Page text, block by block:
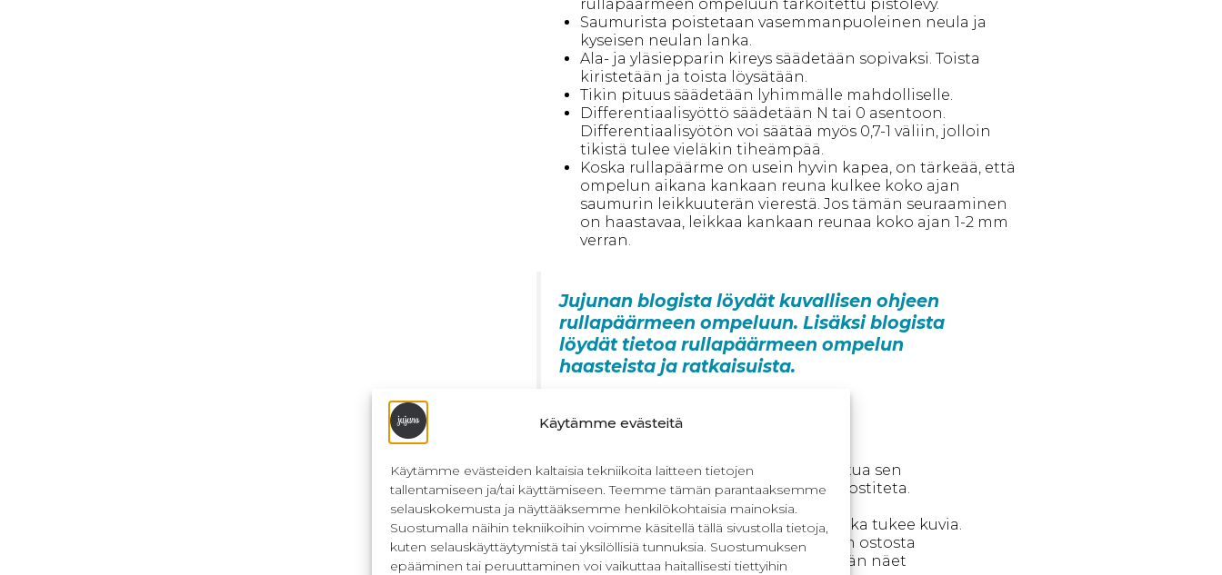
Käytämme evästeitä
Käytämme evästeiden kaltaisia tekniikoita laitteen tietojen
tallentamiseen ja/tai käyttämiseen. Teemme tämän parantaaksemme
selauskokemusta ja näyttääksemme henkilökohtaisia mainoksia.
Suostumalla näihin tekniikoihin voimme käsitellä tällä sivustolla tietoja,
kuten selauskäyttäytymistä tai yksilöllisiä tunnuksia. Suostumuksen
epääminen tai peruuttaminen voi vaikuttaa haitallisesti tiettyihin
rullapäärmeen ompeluun tarkoitettu pistolevy.
Saumurista poistetaan vasemmanpuoleinen neula ja
kyseisen neulan lanka.
Ala- ja yläsiepparin kireys säädetään sopivaksi. Toista
kiristetään ja toista löysätään.
Tikin pituus säädetään lyhimmälle mahdolliselle.
Differentiaalisyöttö säädetään N tai 0 asentoon.
Differentiaalisyötön voi säätää myös 0,7-1 väliin, jolloin
tikistä tulee vieläkin tiheämpää.
Koska rullapäärme on usein hyvin kapea, on tärkeää, että
ompelun aikana kankaan reuna kulkee koko ajan
saumurin leikkuuterän vierestä. Jos tämän seuraaminen
on haastavaa, leikkaa kankaan reunaa koko ajan 1-2 mm
verran.
Jujunan blogista löydät kuvallisen ohjeen
rullapäärmeen ompeluun. Lisäksi blogista
löydät tietoa rullapäärmeen ompelun
haasteista ja ratkaisuista.
Ladattava ohje:
Ohje on PDF-muodossa. Saat ladattua sen
tilausvahvistuksestasi. Tuotetta ei postiteta.
Kuvallisessa ohjeessa on 6 sivua.
Kuvien lisäksi kirjallinen selostus, joka tukee kuvia.
Ohje on ladattavissa 120 päivän ajan ostosta
tilausvahvistuksesta. Päättymispäivän näet